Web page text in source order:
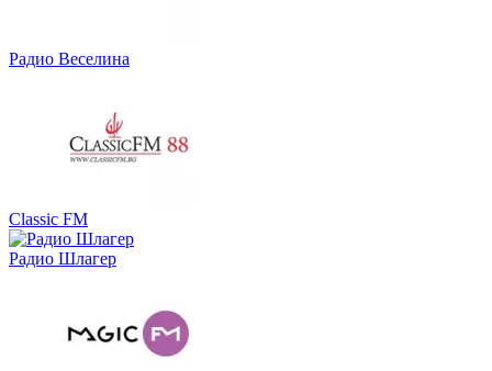
Радио Веселина
Classic FM
Радио Шлагер